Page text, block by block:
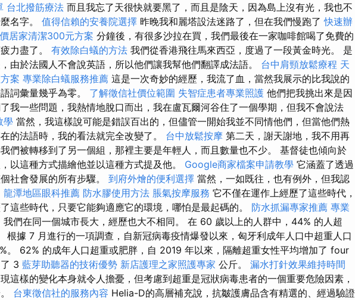
台北撥筋療法 而且我忘了天很快就要黑了，而且是陰天，因為島上沒有光，我也不
名字。 值得信賴的安養院選擇 昨晚我和麗塔設法迷路了，但在我們慢跑了快速辦
居家清潔300元方案 分鐘後，有很多沙拉在買，我們最後在一家咖啡館喝了免費的
力盡了。 有效除白蟻的方法 我們從香港飛往馬來西亞，度過了一段黃金時光。 是
由於法國人不會說英語，所以他們讓我幫他們翻譯成法語。 台中肩頸放鬆療程 天
案 專業除白蟻服務推薦 這是一次奇妙的經歷，我流了血，當然我展示的比我說的
詞彙量幾乎為零。 了解徵信社價位範圍 失智症患者專業照護 他們把我挑出來是因
我一些問題，我熱情地脫口而出，我在盧瓦爾河谷住了一個學期，但我不會說法
學 當然，我這樣說可能是錯誤百出的，但儘管一開始我並不同情他們，但當他們熱
的法語時，我的看法就完全改變了。 台中放鬆按摩 第二天，謝天謝地，我不用再
們被轉移到了另一個組，那裡主要是年輕人，而且數量也不少。 基督徒也傾向於
以這種方式描繪他並以這種方式提及他。 Google商家檔案申請教學 它涵蓋了透過
社會發展的所有步驟。 到府外燴的便利選擇 當然，一如既往，也有例外，但我認
龍潭地區眼科推薦 防水膠使用方法 脹氣按摩服務 它不僅在運作上經歷了這些時代，
這些時代，只要它能夠適應它的環境，哪怕是最起碼的。 防水抓漏專家推薦 專業
我們在同一個城市長大，經歷也大不相同。 在 60 歲以上的人群中，44% 的人超
根據 7 月進行的一項調查，自新冠病毒疫情爆發以來，匈牙利成年人口中超重人口
。 62% 的成年人口超重或肥胖，自 2019 年以來，隔離超重女性平均增加了 four
3 藍芽助聽器的技術優勢 新店護理之家照護專家 公斤。 漏水打針效果維持時間
這樣的變化本身就令人擔憂，但考慮到超重是冠狀病毒患者的一個重要危險因素，
台東徵信社的服務內容 Helia-D的高層補充說，抗皺護膚品含有精選的、經過驗證